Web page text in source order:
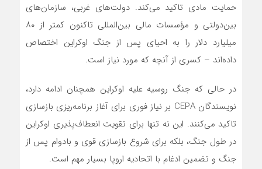
حمایت مادی تاکید می‌کند. دولت‌های غربی، سازمان‌های
بین‌دولتی و مؤسسات مالی بین‌المللی تاکنون کمتر از ۸۰
میلیارد دلار را به احیای پس از جنگ اوکراین اختصاص
داده‌اند – کسری از آنچه که مورد نیاز است.
در حالی که جنگ روسیه علیه اوکراین همچنان ادامه دارد،
نویسندگان CEPA بر نیاز فوری برای آغاز برنامه‌ریزی بازسازی
تاکید می‌کنند. این نه تنها برای تقویت انعطاف‌پذیری اوکراین
در طول جنگ، بلکه برای شروع بازسازی قوی و بادوام پس از
جنگ و تضمین ادغام با اتحادیه اروپا بسیار مهم است.